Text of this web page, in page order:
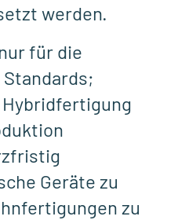
werden.
für die
Geräte zu
zu